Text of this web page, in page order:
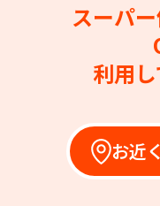
スーパ
利用
お近